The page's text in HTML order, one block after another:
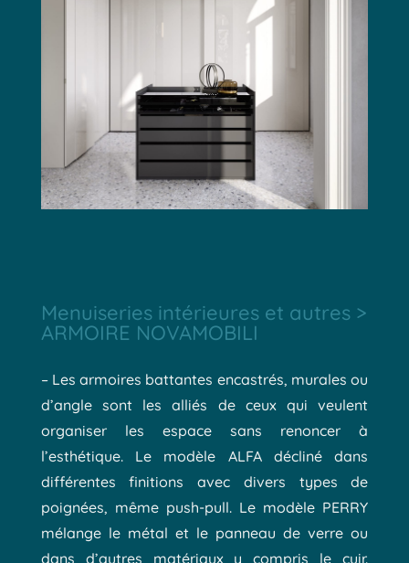
Menuiseries intérieures et autres >
ARMOIRE NOVAMOBILI
– Les armoires battantes encastrés, murales ou
d’angle sont les alliés de ceux qui veulent
organiser les espace sans renoncer à
l’esthétique. Le modèle ALFA décliné dans
différentes finitions avec divers types de
poignées, même push-pull. Le modèle PERRY
mélange le métal et le panneau de verre ou
dans d’autres matériaux y compris le cuir.